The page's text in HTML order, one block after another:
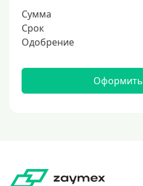
Сумма
Срок
Одобрение
Оформить